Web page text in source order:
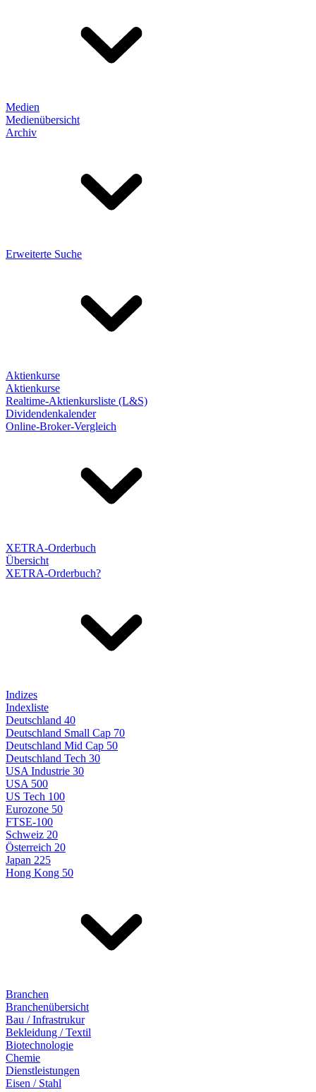
Medien
Medienübersicht
Archiv
Erweiterte Suche
Aktienkurse
Aktienkurse
Realtime-Aktienkursliste (L&S)
Dividendenkalender
Online-Broker-Vergleich
XETRA-Orderbuch
Übersicht
XETRA-Orderbuch?
Indizes
Indexliste
Deutschland 40
Deutschland Small Cap 70
Deutschland Mid Cap 50
Deutschland Tech 30
USA Industrie 30
USA 500
US Tech 100
Eurozone 50
FTSE-100
Schweiz 20
Österreich 20
Japan 225
Hong Kong 50
Branchen
Branchenübersicht
Bau / Infrastrukur
Bekleidung / Textil
Biotechnologie
Chemie
Dienstleistungen
Eisen / Stahl